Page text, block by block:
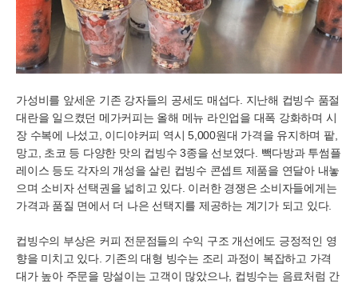
가성비를 앞세운 기존 강자들의 공세도 매섭다. 지난해 컵빙수 품절
대란을 일으켰던 메가커피는 올해 메뉴 라인업을 대폭 강화하며 시
장 수복에 나섰고, 이디야커피 역시 5,000원대 가격을 유지하며 팥,
망고, 초코 등 다양한 맛의 컵빙수 3종을 선보였다. 빽다방과 투썸플
레이스 등도 각자의 개성을 살린 컵빙수 콘셉트 제품을 연달아 내놓
으며 소비자 선택권을 넓히고 있다. 이러한 경쟁은 소비자들에게는
가격과 품질 면에서 더 나은 선택지를 제공하는 계기가 되고 있다.
컵빙수의 부상은 커피 전문점들의 수익 구조 개선에도 긍정적인 영
향을 미치고 있다. 기존의 대형 빙수는 조리 과정이 복잡하고 가격
대가 높아 주문을 망설이는 고객이 많았으나, 컵빙수는 음료처럼 간